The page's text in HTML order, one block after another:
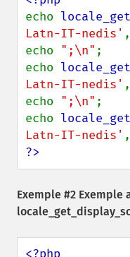
echo
Latn-IT-nedis' ,
echo ";\n" ;
echo
Latn-IT-nedis' ,
echo ";\n" ;
echo
Latn-IT-nedis' ,
?>
Exemple #2 Exemple